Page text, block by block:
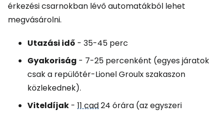
érkezési csarnokban lévő automatákból lehet
megvásárolni.
Utazási idő - 35-45 perc
Gyakoriság - 7-25 percenként (egyes járatok
csak a repülőtér-Lionel Groulx szakaszon
közlekednek).
Viteldíjak - 11 cad24 órára (az egyszeri